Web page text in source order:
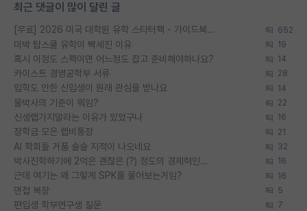
최근 댓글이 많이 달린 글
[무료] 2026 미국 대학원 유학 스타터팩 - 가이드북 & 합격자 컨택메일 템플릿 652
미박 탑스쿨 유학이 빡세진 이유 19
혹시 이정도 스펙이면 어느정도 잡고 준비해야하나요? 14
카이스트 경영공학부 서류 28
입학도 안한 신입생이 원래 관심을 받나요 14
물박사의 기준이 뭐임? 22
신생랩가지말라는 이유가 있었구나 16
장학금 모은 랩비통장 21
AI 학회들 거품 슬슬 지적이 나오네요 32
박사진학하기에 2억은 괜찮은 (?) 정도의 경제력인가요 16
근데 여기는 왜 그렇게 SPK를 물어보는거임? 16
면접 복장 5
편입생 학부연구생 질문 7